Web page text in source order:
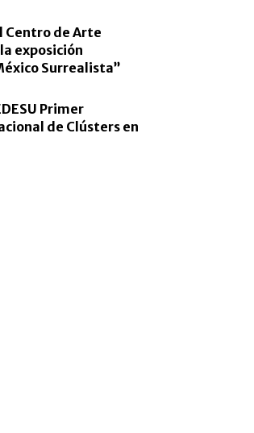
Centro de Arte
exposición
Surrealista”
Primer
de Clústers en